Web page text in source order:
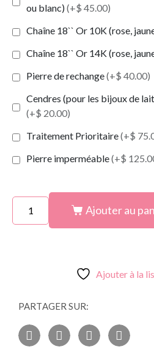
ou blanc)(+$ 45.00)
Chaîne 18`` Or 10K (rose,
Chaîne 18`` Or 14K (rose,
Pierre de rechange(+$ 40.00)
Cendres (pour les bijoux de
(+$ 20.00)
Traitement Prioritaire(+$
Pierre imperméable(+$
Ajouter au
Ajouter à la
PARTAGER SUR: